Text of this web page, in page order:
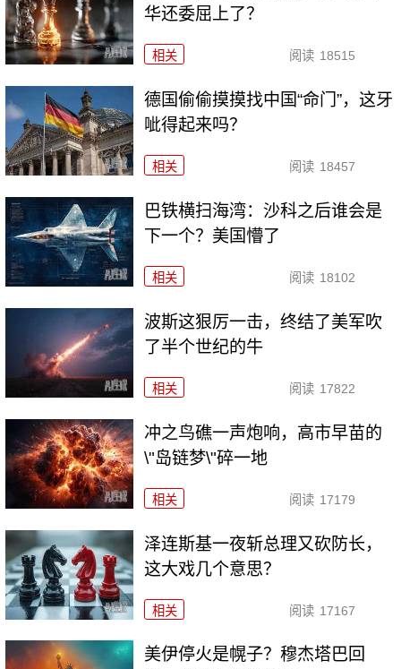
华还委屈上了？
相关 阅读 18515
德国偷偷摸摸找中国“命门”，这牙
呲得起来吗？
相关 阅读 18457
巴铁横扫海湾：沙科之后谁会是
下一个？美国懵了
相关 阅读 18102
波斯这狠厉一击，终结了美军吹
了半个世纪的牛
相关 阅读 17822
冲之鸟礁一声炮响，高市早苗的
\"岛链梦\"碎一地
相关 阅读 17179
泽连斯基一夜斩总理又砍防长，
这大戏几个意思？
相关 阅读 17167
美伊停火是幌子？穆杰塔巴回